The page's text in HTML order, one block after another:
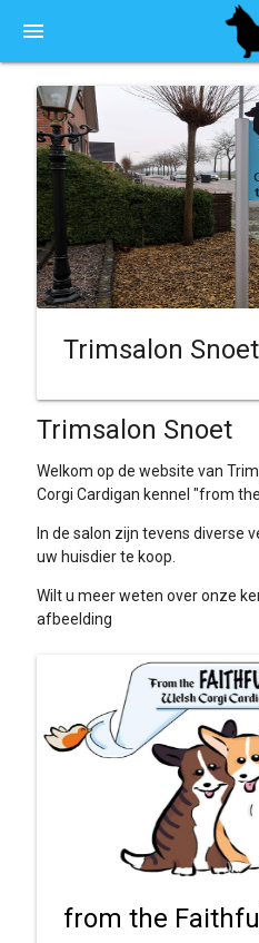
menu
Trimsalon Snoet
Trimsalon Snoet
Welkom op de website van
Corgi Cardigan kennel "from
In de salon zijn tevens diverse
uw huisdier te koop.
Wilt u meer weten over onze
afbeelding
from the